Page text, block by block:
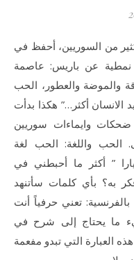
من السوريين، أحفظ في
عن باريس: عاصمة
والموضة والعطور، الحب
الانسان أكثر…” هكذا بدأت
وايماءات سوريين
الحب واللغة: الحب لغة
” أكثر ما أحبطني في
به؟ بأي كلمات سأتنهد
تعني حرفياً أنت
ما يحتاج إلى شرح في
العبارة التي تبدو مفعمة